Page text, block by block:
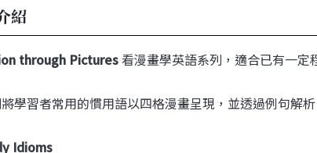
紹
through Pictures看漫畫學英語系列，適合已有一定
學習者常用的慣用語以四格漫畫呈現，並透過例句解
Idioms